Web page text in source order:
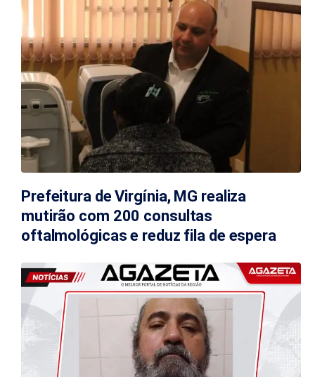
Prefeitura de Virgínia, MG realiza
mutirão com 200 consultas
oftalmológicas e reduz fila de espera